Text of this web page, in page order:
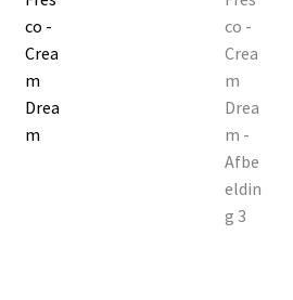
Blog / DIY / Tutorials
Over mij
Contact